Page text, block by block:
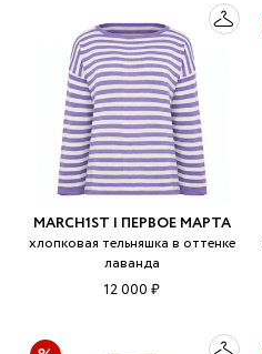
MARCH1ST | ПЕРВОЕ МАРТА
хлопковая тельняшка в оттенке
лаванда
12 000 ₽